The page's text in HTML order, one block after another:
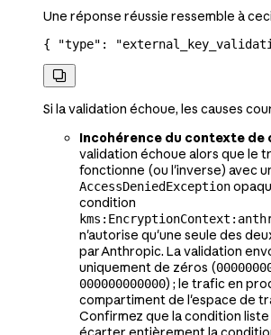
Une réponse réussie ressemble à
{ "type" :

Si la validation échoue, les causes
Incohérence du contexte
validation échoue alors que le
fonctionne (ou l'inverse) avec
AccessDeniedException
condition
n'autorise qu'une seule des
par Anthropic. La validation
uniquement de zéros (
000000000000) ; le trafic en
compartiment de l'espace de
Confirmez que la condition liste